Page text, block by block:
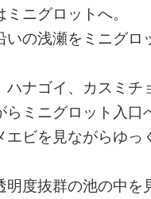
ニグロットへ。
の浅瀬をミニグロ
ナゴイ、カスミチ
ミニグロット入口
ビを見ながらゆっ
度抜群の池の中を